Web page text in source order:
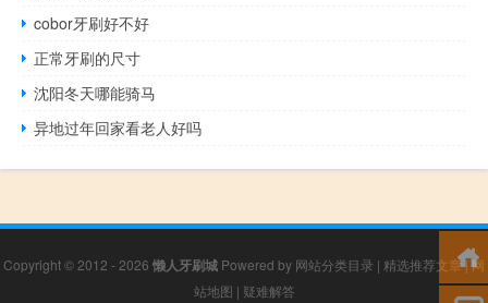
cobor牙刷好不好
正常牙刷的尺寸
沈阳冬天哪能骑马
异地过年回家看老人好吗
Copyright © 2012 - 2026 懒人牙刷城 Powered by 网站分类目录 | 精选推荐文章|网
站地图 | 疑难解答